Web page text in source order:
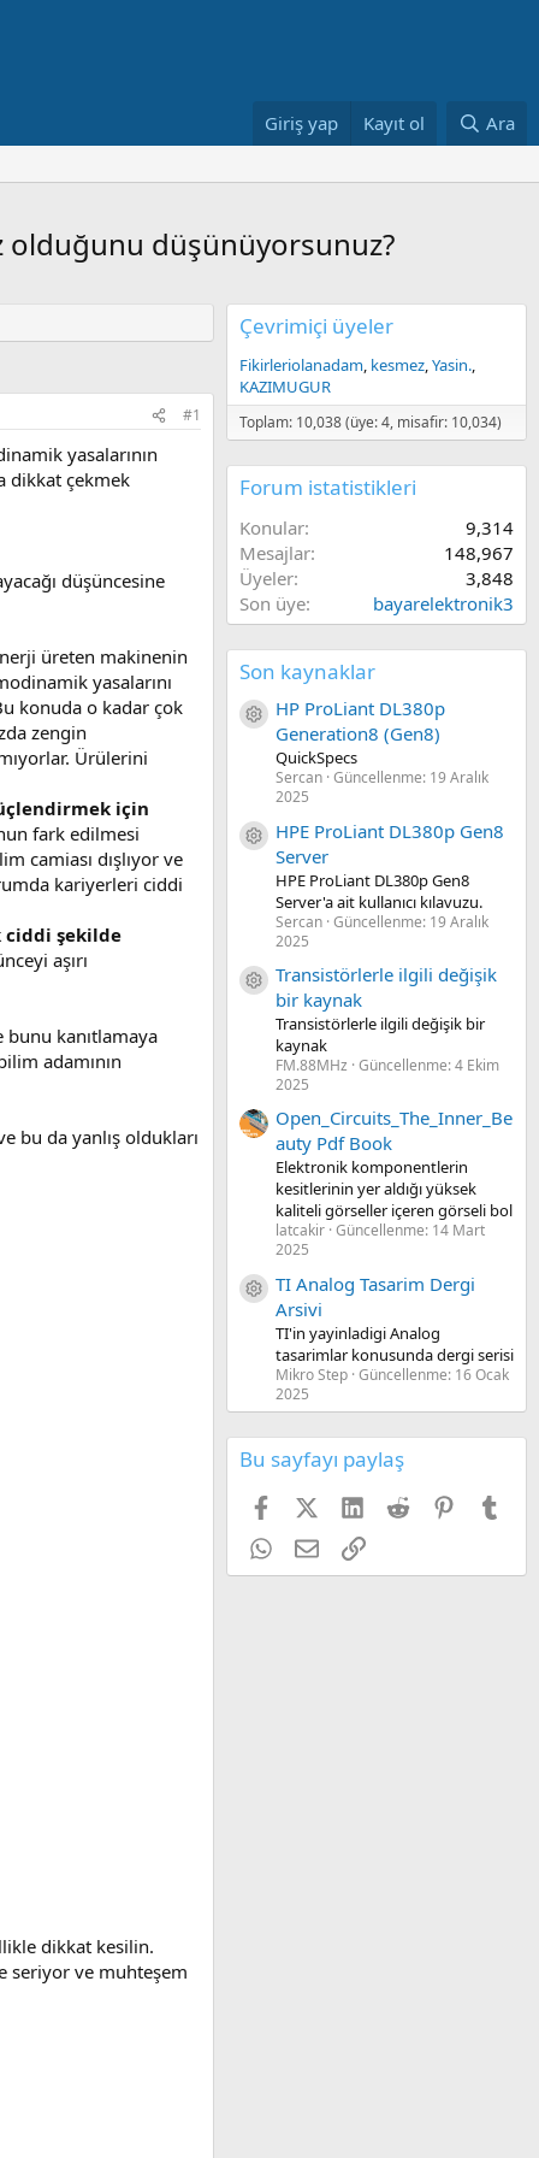
Giriş yap Kayıt ol Ara
olduğunu düşünüyorsunuz?
#1
yasalarının
dikkat çekmek
düşüncesine
üreten makinenin
yasalarını
konuda o kadar çok
zengin
Ürülerini
için
fark edilmesi
camiası dışlıyor ve
kariyerleri ciddi
ciddi şekilde
aşırı
bunu kanıtlamaya
adamının
bu da yanlış oldukları
dikkat kesilin.
seriyor ve muhteşem
Çevrimiçi üyeler
Fikirleriolanadam kesmez Yasin.
KAZIMUGUR
Toplam: 10,038 (üye: 4, misafir: 10,034)
Forum istatistikleri
Konular
9,314
Mesajlar
148,967
Üyeler
3,848
Son üye
bayarelektronik3
Son kaynaklar
Kaynak ikon/amblem
HP ProLiant DL380p
Generation8 (Gen8)
QuickSpecs
Sercan Güncellenme: 19 Aralık
2025
Kaynak ikon/amblem
HPE ProLiant DL380p Gen8
Server
HPE ProLiant DL380p Gen8
Server'a ait kullanıcı kılavuzu.
Sercan Güncellenme: 19 Aralık
2025
Kaynak ikon/amblem
Transistörlerle ilgili değişik
bir kaynak
Transistörlerle ilgili değişik bir
kaynak
FM.88MHz Güncellenme:4 Ekim
2025
Open_Circuits_The_Inner_Be
auty Pdf Book
Elektronik komponentlerin
kesitlerinin yer aldığı yüksek
kaliteli görseller içeren görseli bol
latcakir Güncellenme: 14 Mart
2025
Kaynak ikon/amblem
TI Analog Tasarim Dergi
Arsivi
TI'in yayinladigi Analog
tasarimlar konusunda dergi serisi
Mikro Step Güncellenme: 16 Ocak
2025
Bu sayfayı paylaş
FacebookX (Twitter)
LinkedIn
Reddit Pinterest
WhatsApp
E-postaLink